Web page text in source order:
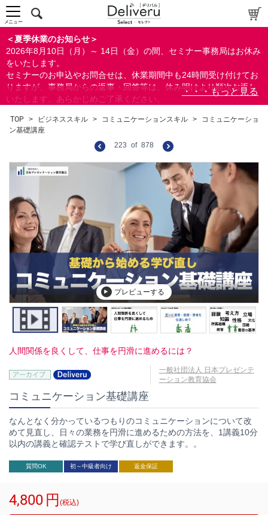
＜夏季休業のお知らせ＞
2026年8月10日（月）～ 14日（金）の間、セミナー事務局はお休み
をいたします。
セミナーのお申込やお問合せは、休業期間中も24時間受け付けてお
りますが、事務局からの返事・回答等は、休み明けより順次お返し
いたします。あらかじめご了承ください。
ができます。
メニュー
TOP > ビジネススキル > コミュニケーションスキル >
コミュニケーショ
ン基礎講座
223 of 878
プレビューする
人間関係を良くして、仕事を円滑に進めるには？
一般社団法人 日本プレゼンテ
ーション教育協会
コミュニケーション基礎講座
なんとなく分かっているつもりのコミュニケーションについて改
めて見直し、日々の業務を円滑に進めるための方法を、1講義10分
以内の講義と確認テストで学び直しができます。。
質問OK 初～中級者向け 返金保証
4,800 円 (税込)